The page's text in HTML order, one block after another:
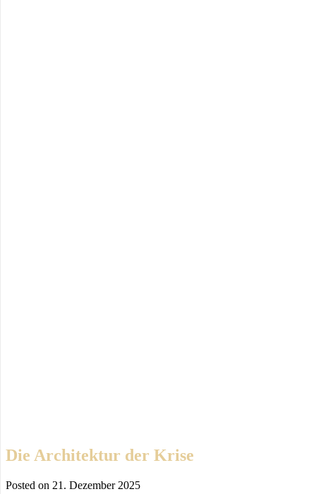
Die Architektur der Krise
Posted on 21. Dezember 2025